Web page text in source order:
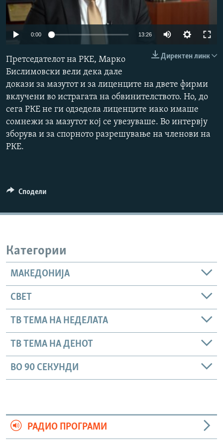
РСЕ веб страници
360p
720p 1080p
0:00 13:26
480p
1080p
Директен линк
Претседателот на РКЕ, Марко
Бислимовски вели дека дале
докази за мазутот и за лиценците на двете фирми
вклучени во истрагата на обвинителството. Но, до
сега РКЕ не ги одзедела лиценците иако имаше
сомнежи за мазутот кој се увезуваше. Во интервју
зборува и за спорното разрешување на членови на
РКЕ.
Сподели
Категории
МАКЕДОНИЈА
СВЕТ
ТВ ТЕМА НА НЕДЕЛАТА
ТВ ТЕМА НА ДЕНОТ
ВО 90 СЕКУНДИ
РАДИО ПРОГРАМИ